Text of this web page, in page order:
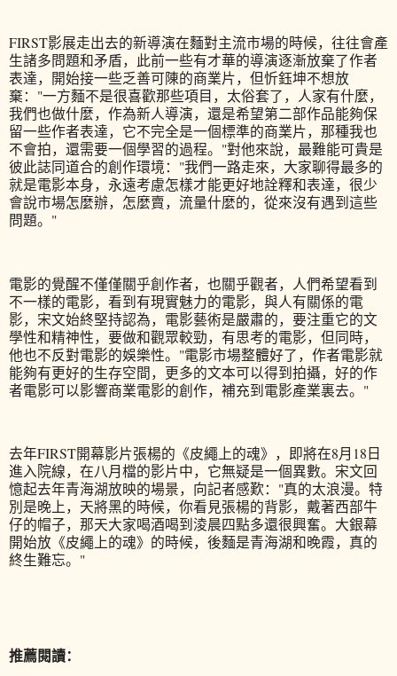
FIRST影展走出去的新導演在麵對主流市場的時候，往往會產
生諸多問題和矛盾，此前一些有才華的導演逐漸放棄了作者
表達，開始接一些乏善可陳的商業片，但忻鈺坤不想放
棄："一方麵不是很喜歡那些項目，太俗套了，人家有什麼，
我們也做什麼，作為新人導演，還是希望第二部作品能夠保
留一些作者表達，它不完全是一個標準的商業片，那種我也
不會拍，還需要一個學習的過程。"對他來說，最難能可貴是
彼此誌同道合的創作環境："我們一路走來，大家聊得最多的
就是電影本身，永遠考慮怎樣才能更好地詮釋和表達，很少
會說市場怎麼辦，怎麼賣，流量什麼的，從來沒有遇到這些
問題。"
電影的覺醒不僅僅關乎創作者，也關乎觀者，人們希望看到
不一樣的電影，看到有現實魅力的電影，與人有關係的電
影，宋文始終堅持認為，電影藝術是嚴肅的，要注重它的文
學性和精神性，要做和觀眾較勁，有思考的電影，但同時，
他也不反對電影的娛樂性。"電影市場整體好了，作者電影就
能夠有更好的生存空間，更多的文本可以得到拍攝，好的作
者電影可以影響商業電影的創作，補充到電影產業裏去。"
去年FIRST開幕影片張楊的《皮繩上的魂》，即將在8月18日
進入院線，在八月檔的影片中，它無疑是一個異數。宋文回
憶起去年青海湖放映的場景，向記者感歎："真的太浪漫。特
別是晚上，天將黑的時候，你看見張楊的背影，戴著西部牛
仔的帽子，那天大家喝酒喝到淩晨四點多還很興奮。大銀幕
開始放《皮繩上的魂》的時候，後麵是青海湖和晚霞，真的
終生難忘。"
推薦閱讀：